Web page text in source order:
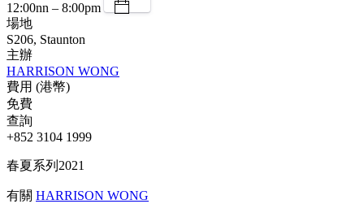
12:00nn – 8:00pm
場地
S206, Staunton
主辦
HARRISON WONG
費用 (港幣)
免費
查詢
+852 3104 1999
春夏系列2021
有關 HARRISON WONG